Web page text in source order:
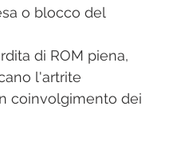
o blocco del
di ROM piena,
l'artrite
coinvolgimento dei